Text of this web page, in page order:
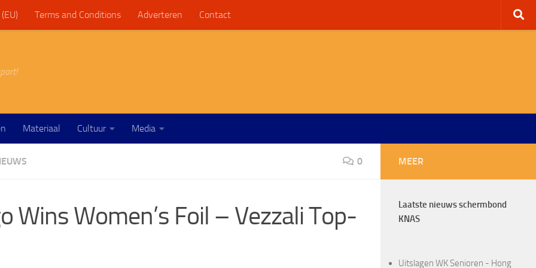
Terms and Conditions Adverteren Contact
Materiaal Cultuur Media
0
Wins Women’s Foil – Vezzali Top-
MEER
Laatste nieuws schermbond
KNAS
Uitslagen WK Senioren - Hong